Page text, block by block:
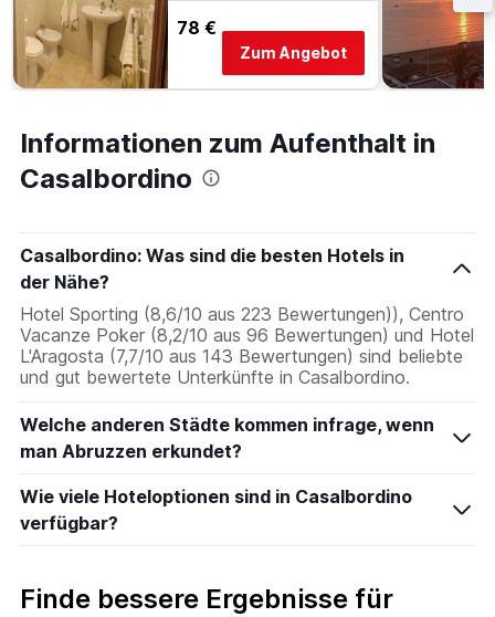
78 €
Zum Angebot
Informationen zum Aufenthalt in
Casalbordino
Casalbordino: Was sind die besten Hotels in
der Nähe?
Hotel Sporting (8,6/10 aus 223 Bewertungen)), Centro
Vacanze Poker (8,2/10 aus 96 Bewertungen) und Hotel
L'Aragosta (7,7/10 aus 143 Bewertungen) sind beliebte
und gut bewertete Unterkünfte in Casalbordino.
Welche anderen Städte kommen infrage, wenn
man Abruzzen erkundet?
Wie viele Hoteloptionen sind in Casalbordino
verfügbar?
Finde bessere Ergebnisse für